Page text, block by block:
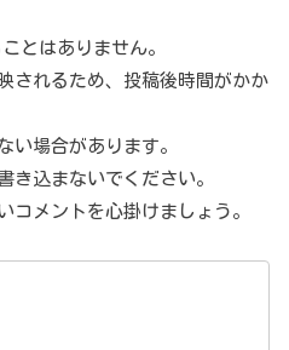
とはありません。
されるため、投稿後時間がかか
い場合があります。
き込まないでください。
コメントを心掛けましょう。